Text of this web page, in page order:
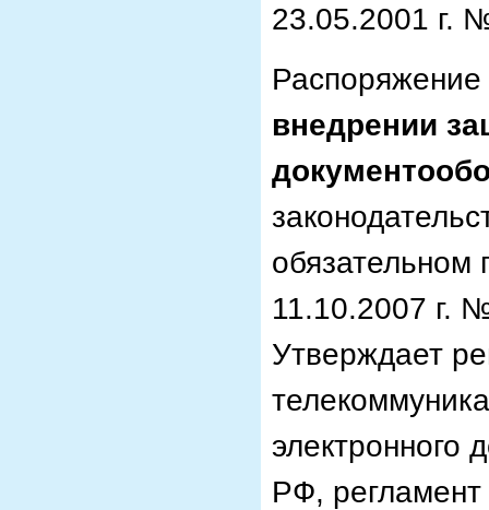
23.05.2001 г.
внедрении
обязательном
11.10.2007 г.
Утверждает
электронного
РФ, регламент